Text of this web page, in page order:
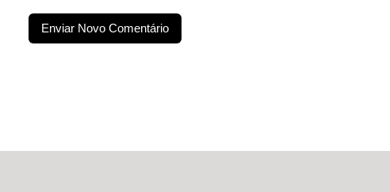
Enviar Novo Comentário